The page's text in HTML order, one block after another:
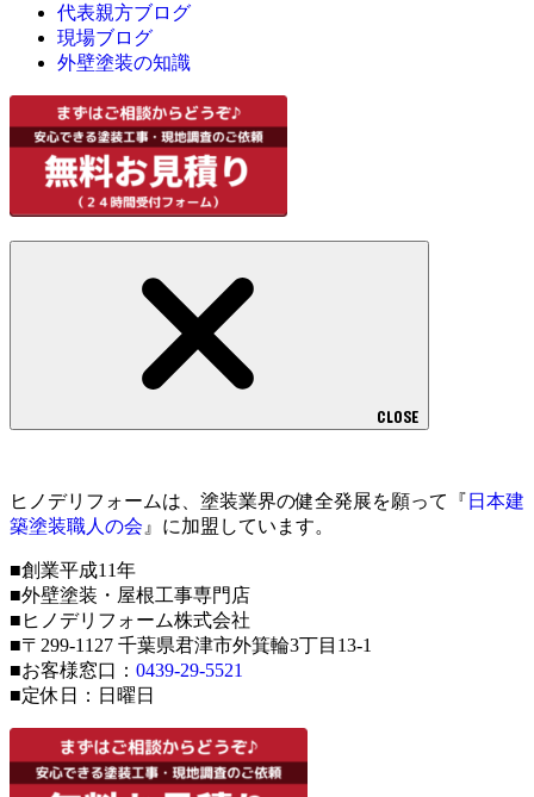
代表親方ブログ
現場ブログ
外壁塗装の知識
CLOSE
ヒノデリフォームは、塗装業界の健全発展を願って『 日本建
築塗装職人の会 』に加盟しています。
■創業平成11年
■外壁塗装・屋根工事専門店
■ヒノデリフォーム株式会社
■〒299-1127 千葉県君津市外箕輪3丁目13-1
■お客様窓口： 0439-29-5521
■定休日：日曜日